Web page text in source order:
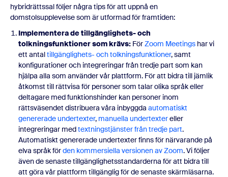
hybridrättssal följer några tips för att uppnå en
domstolsupplevelse som är utformad för framtiden:
Implementera de tillgänglighets- och
tolkningsfunktioner som krävs: FörZoom Meetings har vi
ett antaltillgänglighets- och tolkningsfunktioner, samt
konfigurationer och integreringar från tredje part som kan
hjälpa alla som använder vår plattform. För att bidra till jämlik
åtkomst till rättvisa för personer som talar olika språk eller
deltagare med funktionshinder kan personer inom
rättsväsendet distribuera våra inbyggda automatiskt
genererade undertexter, manuella undertextereller
integreringar medtextningstjänster från tredje part.
Automatiskt genererade undertexter finns för närvarande på
elva språk förden kommersiella versionen av Zoom. Vi följer
även de senaste tillgänglighetsstandarderna för att bidra till
att göra vår plattform tillgänglig för de senaste skärmläsarna.